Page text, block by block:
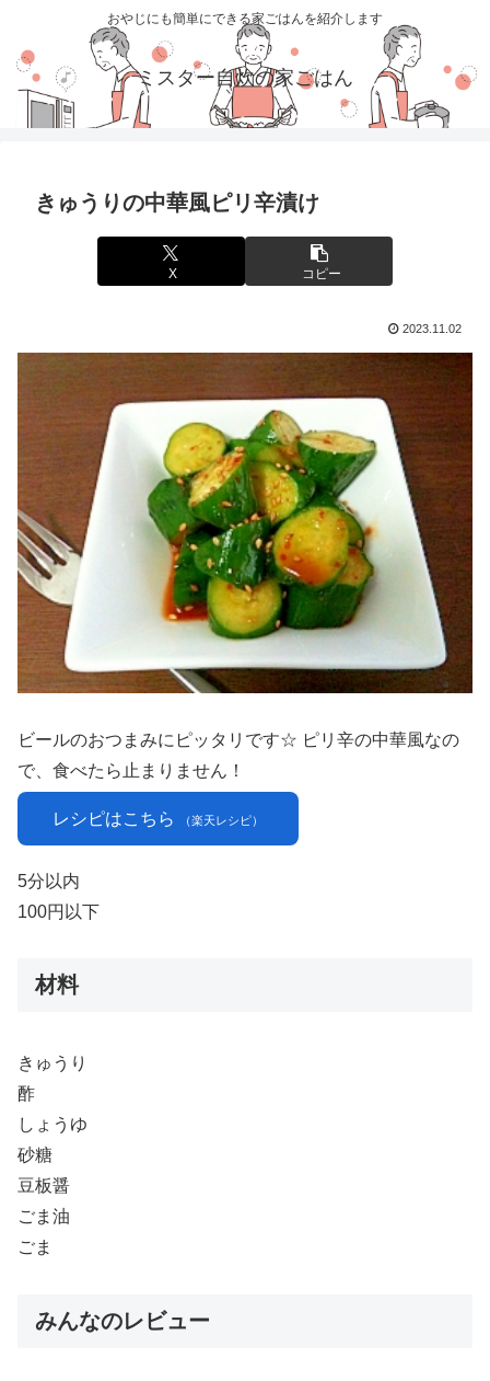
おやじにも簡単にできる家ごはんを紹介します
ミスター自炊の家ごはん
きゅうりの中華風ピリ辛漬け
X コピー
2023.11.02
ビールのおつまみにピッタリです☆ ピリ辛の中華風なの
で、食べたら止まりません！
レシピはこちら （楽天レシピ）
5分以内
100円以下
材料
きゅうり
酢
しょうゆ
砂糖
豆板醤
ごま油
ごま
みんなのレビュー